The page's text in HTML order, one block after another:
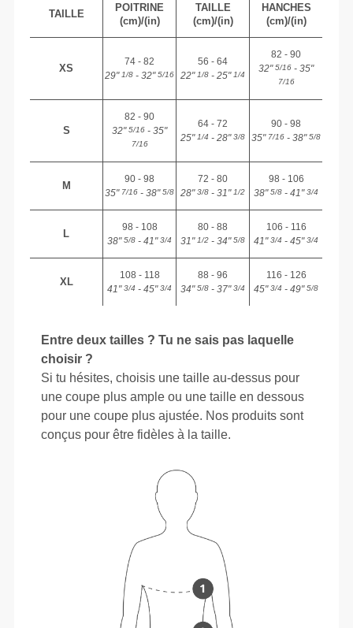
TAILLE
POITRINE
(cm)/(in)
TAILLE
(cm)/(in)
HANCHES
(cm)/(in)
XS
74 - 82
29"1/8 - 32"5/16
56 - 64
22"1/8 - 25"1/4
82 - 90
32"5/16 - 35"
7/16
S
82 - 90
32"5/16 - 35"
7/16
64 - 72
25"1/4 - 28"3/8
90 - 98
35"7/16 - 38"5/8
M
90 - 98
35"7/16 - 38"5/8
72 - 80
28"3/8 - 31"1/2
98 - 106
38"5/8 - 41"3/4
L
98 - 108
38"5/8 - 41"3/4
80 - 88
31"1/2 - 34"5/8
106 - 116
41"3/4 - 45"3/4
XL
108 - 118
41"3/4 - 45"3/4
88 - 96
34"5/8 - 37"3/4
116 - 126
45"3/4 - 49"5/8
Entre deux tailles ? Tu ne sais pas laquelle
choisir ?
Si tu hésites, choisis une taille au-dessus pour
une coupe plus ample ou une taille en dessous
pour une coupe plus ajustée. Nos produits sont
conçus pour être fidèles à la taille.